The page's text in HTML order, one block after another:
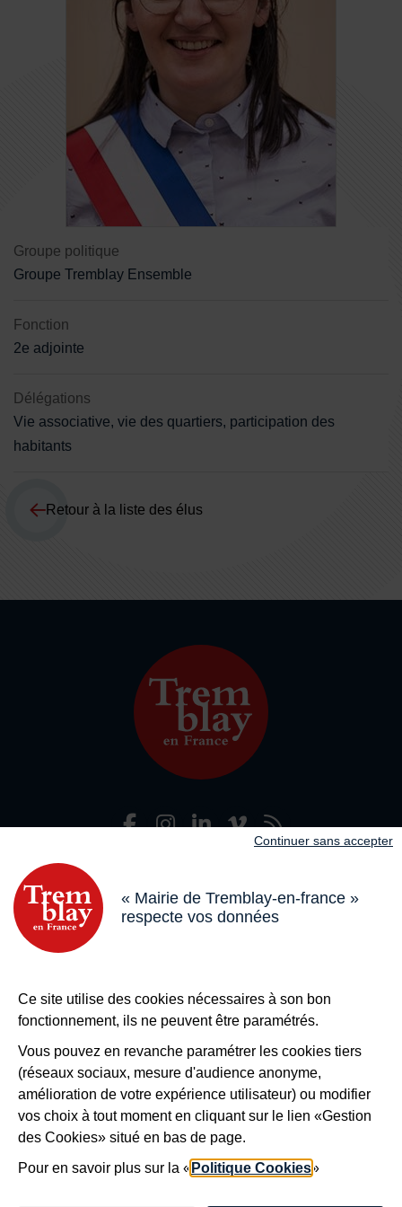
« Mairie de Tremblay-en-france »
respecte vos données
Ce site utilise des cookies nécessaires à son bon
fonctionnement, ils ne peuvent être paramétrés.
Vous pouvez en revanche paramétrer les cookies tiers
(réseaux sociaux, mesure d'audience anonyme,
amélioration de votre expérience utilisateur) ou modifier
vos choix à tout moment en cliquant sur le lien «Gestion
des Cookies» situé en bas de page.
Pour en savoir plus sur la « Politique Cookies»
Continuer sans accepter
Contenu de la fiche d'annuaire
Groupe politique
Groupe Tremblay Ensemble
Fonction
2e adjointe
Délégations
Vie associative, vie des quartiers, participation des
habitants
Retour à la liste des élus
Nous suivre
Facebook
InstagramLinkedIn
Adresse dans le pied de page
18 boulevard de l’Hôtel de Ville, 93290 Tremblay-en-France
Horaires
Du lundi au vendredi de 8h30 à 12h et de 13h à 17h
Le samedi de 8h30 à 12h
Bouton contacterNous contacter
Plus deTremblay !
S’inscrire à la newsletter
Nos autres sites